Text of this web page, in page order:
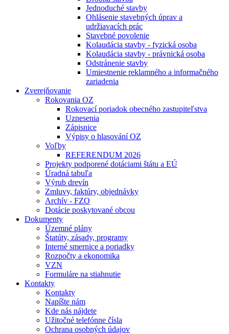
Jednoduché stavby
Ohlásenie stavebných úprav a
udržiavacích prác
Stavebné povolenie
Kolaudácia stavby - fyzická osoba
Kolaudácia stavby - právnická osoba
Odstránenie stavby
Umiestnenie reklamného a informačného
zariadenia
Zverejňovanie
Rokovania OZ
Rokovací poriadok obecného zastupiteľstva
Uznesenia
Zápisnice
Výpisy o hlasování OZ
Voľby
REFERENDUM 2026
Projekty podporené dotáciami štátu a EÚ
Úradná tabuľa
Výrub drevín
Zmluvy, faktúry, objednávky
Archív - FZO
Dotácie poskytované obcou
Dokumenty
Územné plány
Štatúty, zásady, programy
Interné smernice a poriadky
Rozpočty a ekonomika
VZN
Formuláre na stiahnutie
Kontakty
Kontakty
Napíšte nám
Kde nás nájdete
Užitočné telefónne čísla
Ochrana osobných údajov